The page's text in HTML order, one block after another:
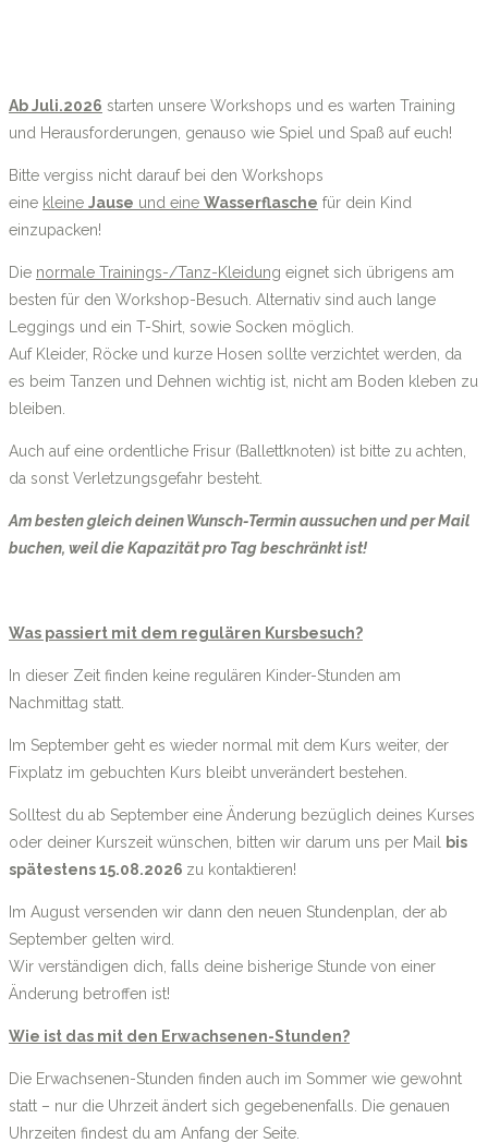
Ab Juli.2026 starten unsere Workshops und es warten Training
und Herausforderungen, genauso wie Spiel und Spaß auf euch!
Bitte vergiss nicht darauf bei den Workshops
eine kleine Jause und eine Wasserflasche für dein Kind
einzupacken!
Die normale Trainings-/Tanz-Kleidung eignet sich übrigens am
besten für den Workshop-Besuch. Alternativ sind auch lange
Leggings und ein T-Shirt, sowie Socken möglich.
Auf Kleider, Röcke und kurze Hosen sollte verzichtet werden, da
es beim Tanzen und Dehnen wichtig ist, nicht am Boden kleben zu
bleiben.
Auch auf eine ordentliche Frisur (Ballettknoten) ist bitte zu achten,
da sonst Verletzungsgefahr besteht.
Am besten gleich deinen Wunsch-Termin aussuchen und per Mail
buchen, weil die Kapazität pro Tag beschränkt ist!
Was passiert mit dem regulären Kursbesuch?
In dieser Zeit finden keine regulären Kinder-Stunden am
Nachmittag statt.
Im September geht es wieder normal mit dem Kurs weiter, der
Fixplatz im gebuchten Kurs bleibt unverändert bestehen.
Solltest du ab September eine Änderung bezüglich deines Kurses
oder deiner Kurszeit wünschen, bitten wir darum uns per Mail
bis
spätestens 15.08.2026 zu kontaktieren!
Im August versenden wir dann den neuen Stundenplan, der ab
September gelten wird.
Wir verständigen dich, falls deine bisherige Stunde von einer
Änderung betroffen ist!
Wie ist das mit den Erwachsenen-Stunden?
Die Erwachsenen-Stunden finden auch im Sommer wie gewohnt
statt – nur die Uhrzeit ändert sich gegebenenfalls. Die genauen
Uhrzeiten findest du am Anfang der Seite.